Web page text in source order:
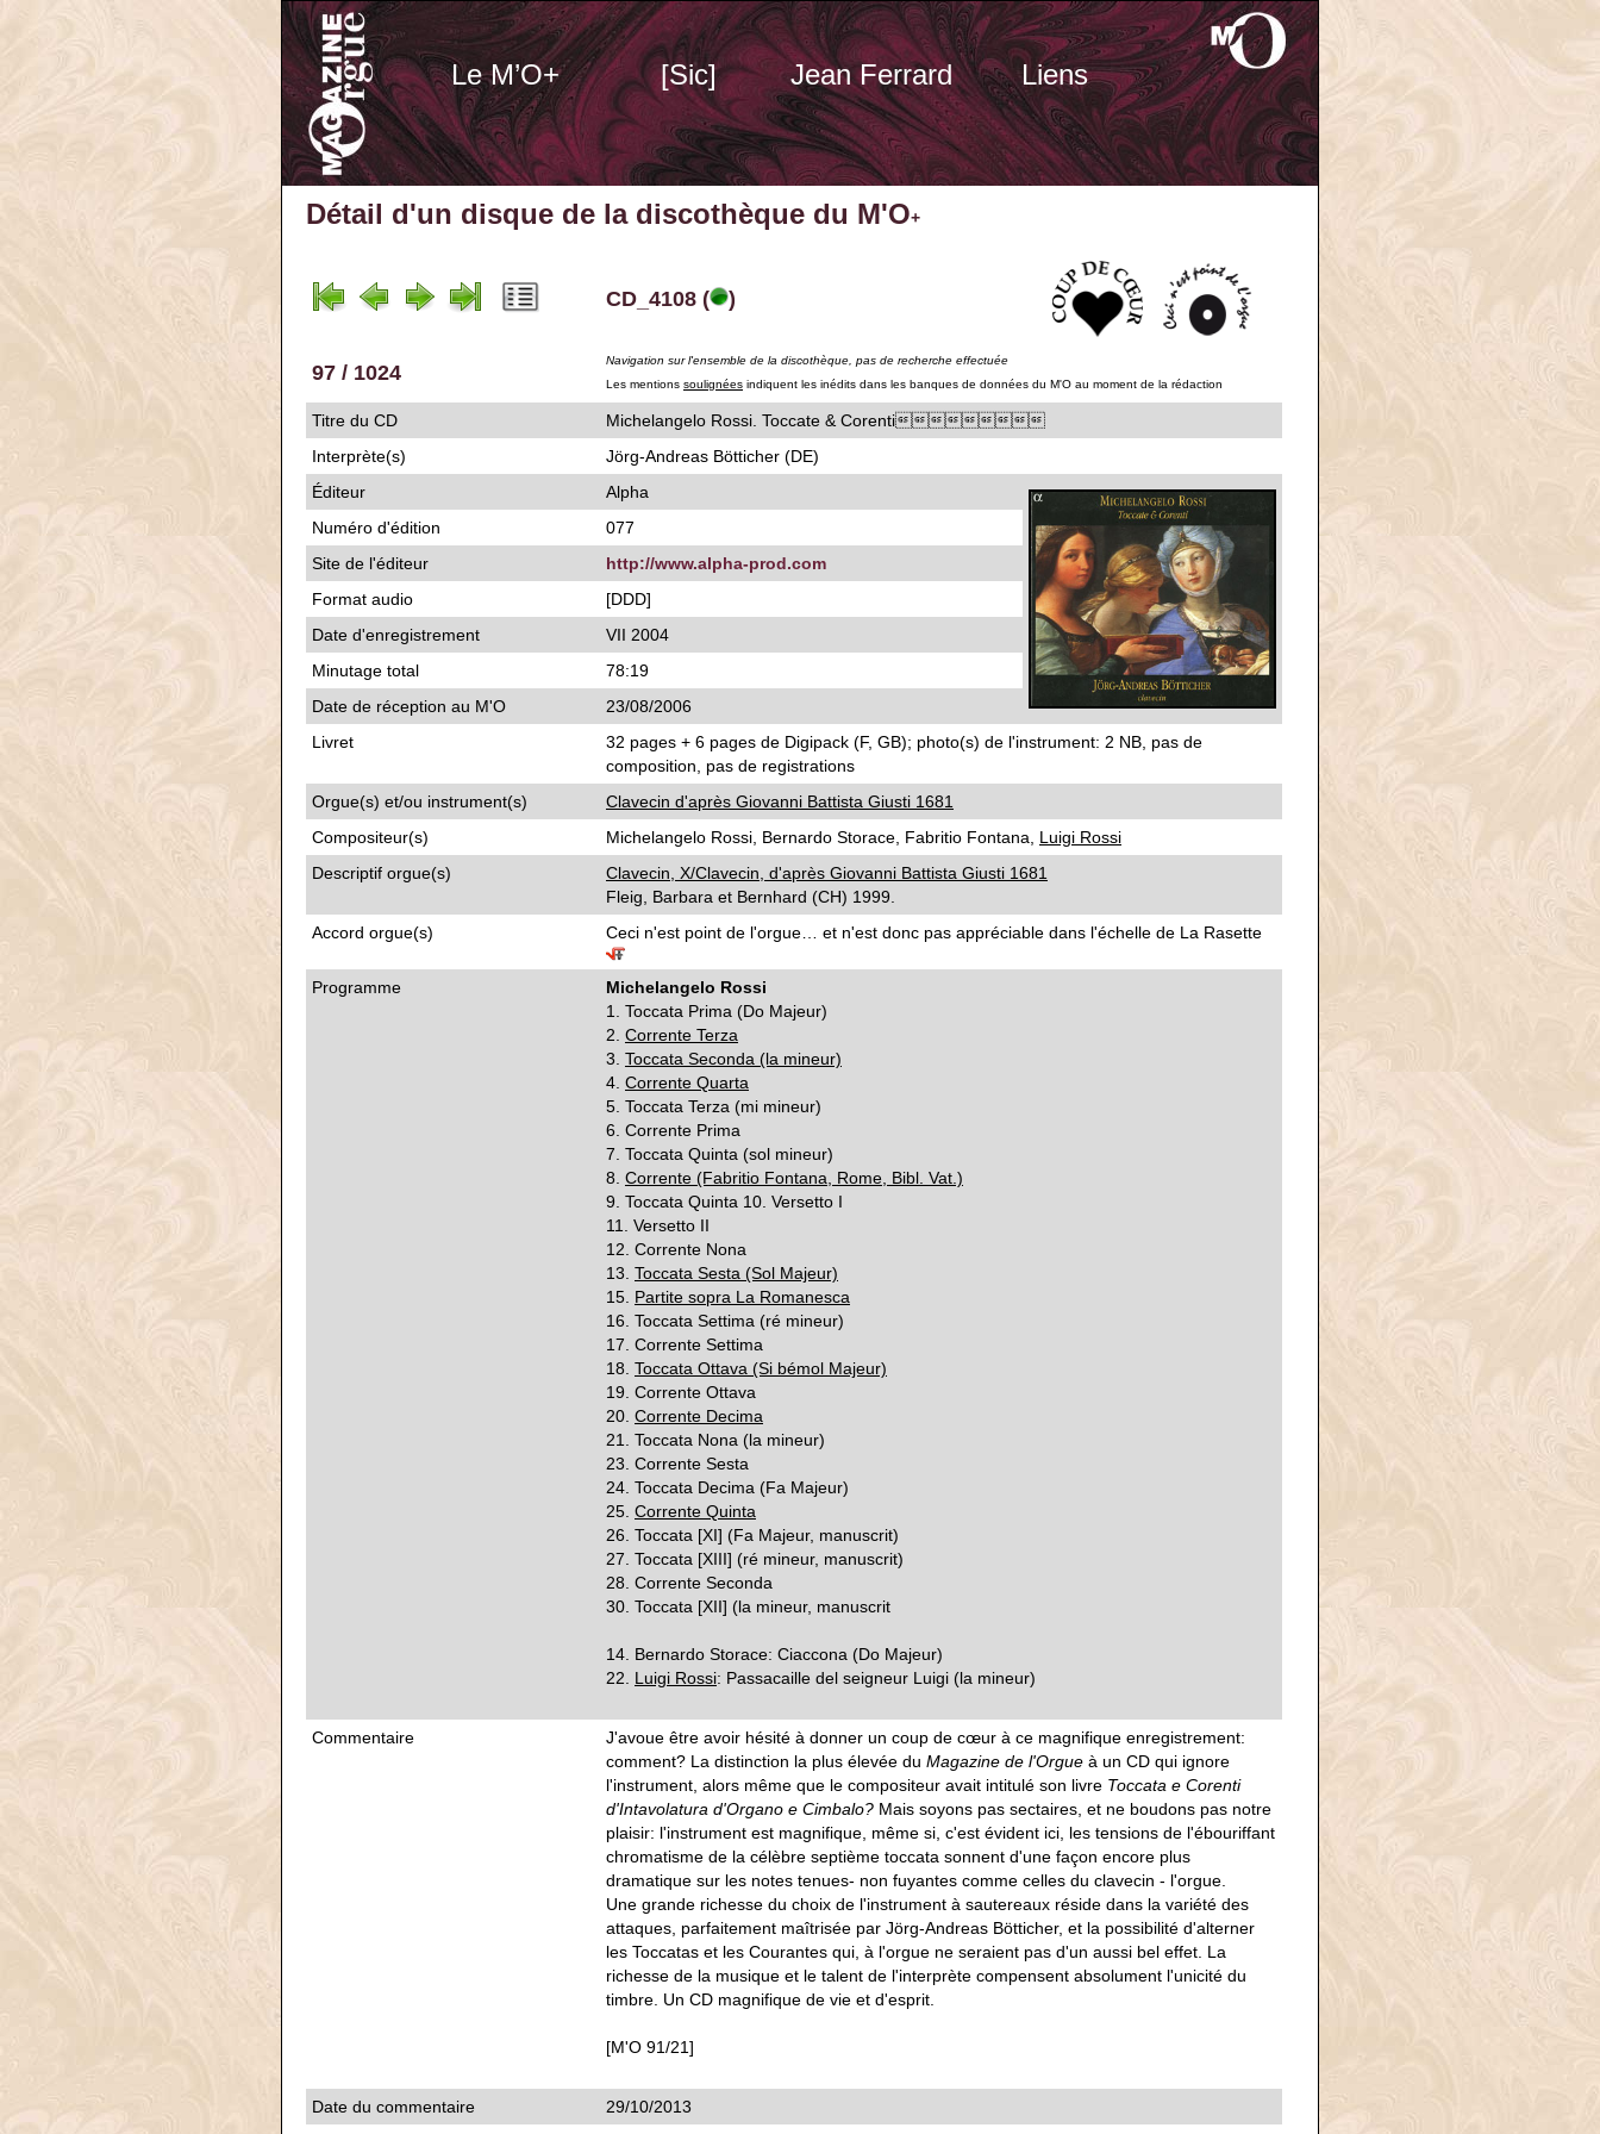
Le M’O+ [Sic] Jean Ferrard Liens
Détail d'un disque de la discothèque du M'O+
CD_4108 ( )
97 / 1024
Navigation sur l'ensemble de la discothèque, pas de recherche effectuée
Les mentions soulignées indiquent les inédits dans les banques de données du M'O au moment de la rédaction
Titre du CD
Michelangelo Rossi. Toccate & Corenti
Interprète(s)
Jörg-Andreas Bötticher (DE)
Éditeur
Alpha
Numéro d'édition
077
Site de l'éditeur
http://www.alpha-prod.com
Format audio
[DDD]
Date d'enregistrement
VII 2004
Minutage total
78:19
Date de réception au M'O
23/08/2006
Livret
32 pages + 6 pages de Digipack (F, GB); photo(s) de l'instrument: 2 NB, pas de
composition, pas de registrations
Orgue(s) et/ou instrument(s)
Clavecin d'après Giovanni Battista Giusti 1681
Compositeur(s)
Michelangelo Rossi, Bernardo Storace, Fabritio Fontana, Luigi Rossi
Descriptif orgue(s)
Clavecin, X/Clavecin, d'après Giovanni Battista Giusti 1681
Fleig, Barbara et Bernhard (CH) 1999.
Accord orgue(s)
Ceci n'est point de l'orgue… et n'est donc pas appréciable dans l'échelle de La Rasette
Programme
Michelangelo Rossi
1. Toccata Prima (Do Majeur)
2. Corrente Terza
3. Toccata Seconda (la mineur)
4. Corrente Quarta
5. Toccata Terza (mi mineur)
6. Corrente Prima
7. Toccata Quinta (sol mineur)
8. Corrente (Fabritio Fontana, Rome, Bibl. Vat.)
9. Toccata Quinta 10. Versetto I
11. Versetto II
12. Corrente Nona
13. Toccata Sesta (Sol Majeur)
15. Partite sopra La Romanesca
16. Toccata Settima (ré mineur)
17. Corrente Settima
18. Toccata Ottava (Si bémol Majeur)
19. Corrente Ottava
20. Corrente Decima
21. Toccata Nona (la mineur)
23. Corrente Sesta
24. Toccata Decima (Fa Majeur)
25. Corrente Quinta
26. Toccata [XI] (Fa Majeur, manuscrit)
27. Toccata [XIII] (ré mineur, manuscrit)
28. Corrente Seconda
30. Toccata [XII] (la mineur, manuscrit
14. Bernardo Storace: Ciaccona (Do Majeur)
22. Luigi Rossi: Passacaille del seigneur Luigi (la mineur)
Commentaire
J'avoue être avoir hésité à donner un coup de cœur à ce magnifique enregistrement:
comment? La distinction la plus élevée du Magazine de l'Orgue à un CD qui ignore
l'instrument, alors même que le compositeur avait intitulé son livre Toccata e Corenti
d'Intavolatura d'Organo e Cimbalo? Mais soyons pas sectaires, et ne boudons pas notre
plaisir: l'instrument est magnifique, même si, c'est évident ici, les tensions de l'ébouriffant
chromatisme de la célèbre septième toccata sonnent d'une façon encore plus
dramatique sur les notes tenues- non fuyantes comme celles du clavecin - l'orgue.
Une grande richesse du choix de l'instrument à sautereaux réside dans la variété des
attaques, parfaitement maîtrisée par Jörg-Andreas Bötticher, et la possibilité d'alterner
les Toccatas et les Courantes qui, à l'orgue ne seraient pas d'un aussi bel effet. La
richesse de la musique et le talent de l'interprète compensent absolument l'unicité du
timbre. Un CD magnifique de vie et d'esprit.
[M'O 91/21]
Date du commentaire 29/10/2013